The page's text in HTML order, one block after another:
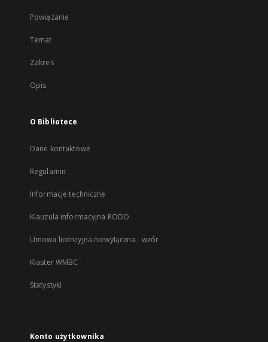
Powiązanie
Temat
Zakres
Opis
O Bibliotece
Dane kontaktowe
Regulamin
Informacje techniczne
Klauzula informacyjna RODO
Umowa licencyjna niewyłączna - wzór
Klaster WMBC
Statystyki
Konto użytkownika